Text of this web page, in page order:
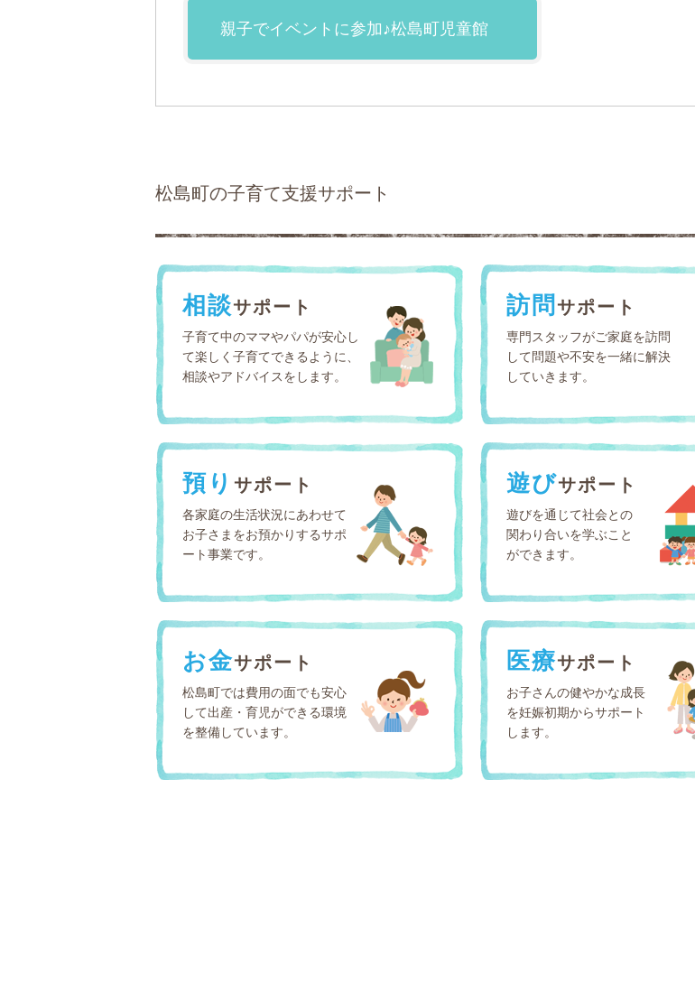
親子でイベントに参加♪松島町児童館
松島町の子育て支援サポート
相談サポート
子育て中のママやパパが安心し
て楽しく子育てできるように、
相談やアドバイスをします。
訪問 サポート
専門スタッフがご家庭を訪問
して問題や不安を一緒に解決
していきます。
預り サポート
各家庭の生活状況にあわせて
お子さまをお預かりするサポ
ート事業です。
遊びサポート
遊びを通じて社会との
関わり合いを学ぶこと
ができます。
お金サポート
松島町では費用の面でも安心
して出産・育児ができる環境
を整備しています。
医療サポート
お子さんの健やかな成長
を妊娠初期からサポート
します。